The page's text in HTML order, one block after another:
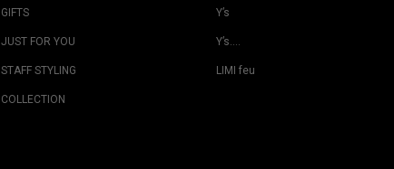
GIFTS
JUST FOR YOU
STAFF STYLING
COLLECTION
Y’s
Y’s….
LIMI feu